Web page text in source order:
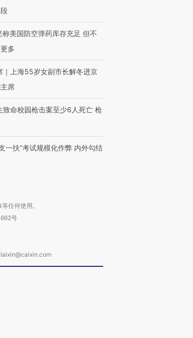
称美国防空弹药库存充足 但不
多
｜上海55岁女副市长解冬进京
席
致命校园枪击案至少6人死亡 枪
一扶”考试规模化作弊 内外勾结
任何使用。
号